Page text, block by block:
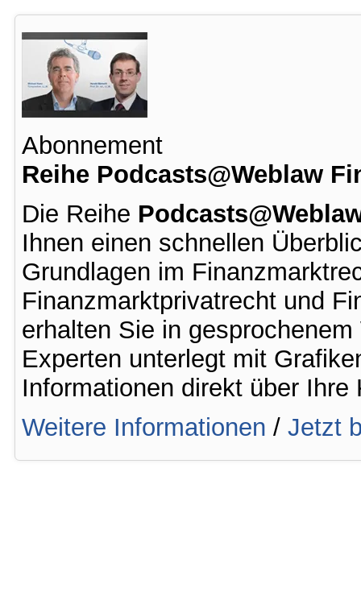
Abonnement
Reihe Podcasts@Weblaw
Die Reihe
Ihnen einen schnellen
Grundlagen im
Finanzmarktprivatrecht und
erhalten Sie in
Experten unterlegt mit
Informationen direkt über Ihre
Weitere Informationen / Jetzt